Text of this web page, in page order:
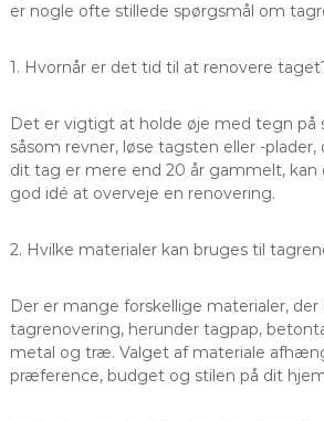
er nogle ofte stillede spørgsmål om
1. Hvornår er det tid til at renovere
Det er vigtigt at holde øje med tegn på
såsom revner, løse tagsten eller -
dit tag er mere end 20 år gammelt,
god idé at overveje en renovering.
2. Hvilke materialer kan bruges til
Der er mange forskellige materialer, der
tagrenovering, herunder tagpap,
metal og træ. Valget af materiale
præference, budget og stilen på dit